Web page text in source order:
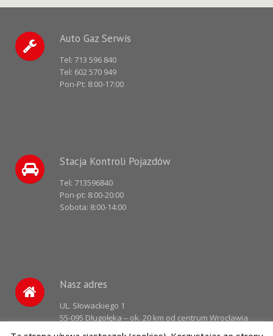
Auto Gaz Serwis
Tel: 713 596 840
Tel: 602 570 949
Pon-Pt: 8:00-17:00
Stacja Kontroli Pojazdów
Tel: 713596840
Pon-pt: 8:00-20:00
Sobota: 8:00-14:00
Nasz adres
UL. Słowackiego 1
55-095 Długołęka – ok. 20 km od centrum Wrocławia